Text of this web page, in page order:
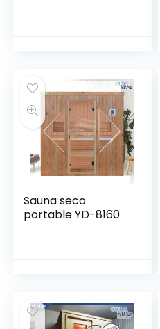
Sauna seco
portable YD-8160